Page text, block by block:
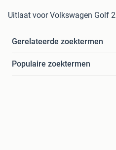
Uitlaat voor Volkswagen Golf 2
Gerelateerde zoektermen
Populaire zoektermen